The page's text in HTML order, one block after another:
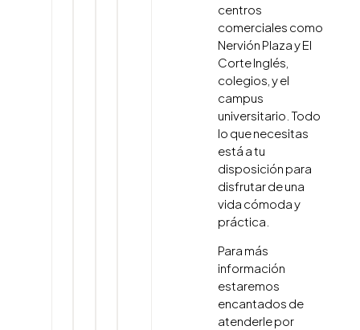
centros
comerciales como
Nervión Plaza y El
Corte Inglés,
colegios, y el
campus
universitario. Todo
lo que necesitas
está a tu
disposición para
disfrutar de una
vida cómoda y
práctica.
Para más
información
estaremos
encantados de
atenderle por